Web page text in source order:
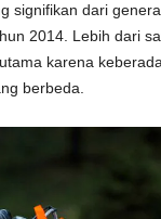
signifikan dari
2014. Lebih dari
karena
berbeda.